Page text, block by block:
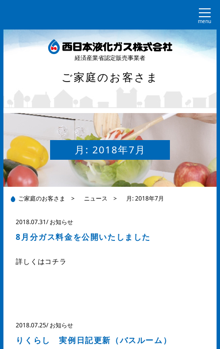
menu
経済産業省認定販売事業者
ご家庭のお客さま
月: 2018年7月
ご家庭のお客さま > ニュース > 月:2018年7月
2018.07.31/お知らせ
8月分ガス料金を公開いたしました
詳しくはコチラ
2018.07.25/お知らせ
りくらし 実例日記更新（バスルーム）